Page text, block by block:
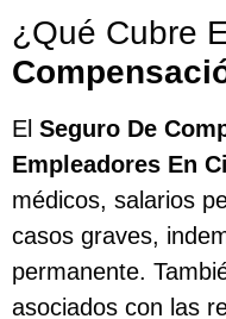
¿Qué Cubre
El Seguro De
Empleadores En
médicos, salarios
casos graves,
permanente.
asociados con las